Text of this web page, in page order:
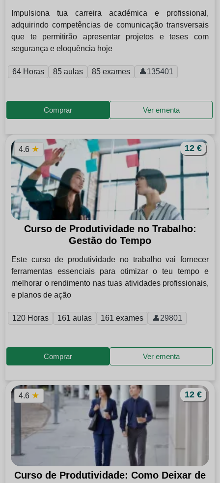
Impulsiona tua carreira académica e profissional,
adquirindo competências de comunicação transversais
que te permitirão apresentar projetos e teses com
segurança e eloquência hoje
64 Horas 85 aulas 85 exames 👤135401
Comprar Ver ementa
Curso de Produtividade no Trabalho:
Gestão do Tempo
12 €
Este curso de produtividade no trabalho vai fornecer
ferramentas essenciais para otimizar o teu tempo e
melhorar o rendimento nas tuas atividades profissionais,
e planos de ação
4.6 ★
120 Horas 161 aulas 161 exames 👤29801
Comprar Ver ementa
Curso de Produtividade: Como Deixar de
12 €
4.6 ★